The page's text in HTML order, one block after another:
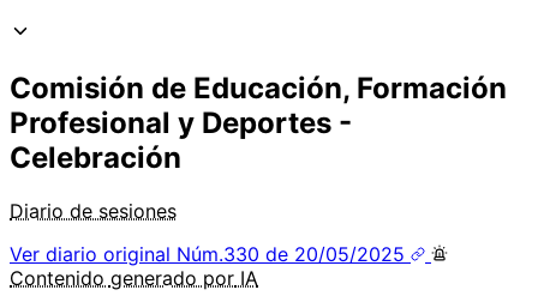
Comisión de Educación, Formación
Profesional y Deportes -
Celebración
Diario de sesiones
Ver diario original Núm.330 de 20/05/2025
Contenido generado por IA